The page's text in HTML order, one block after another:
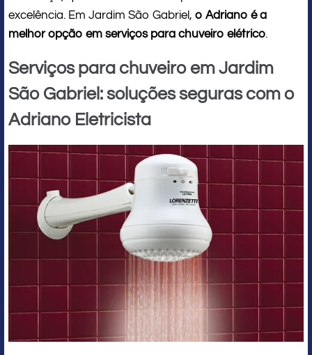
excelência. Em Jardim São Gabriel, o Adriano é a
melhor opção em serviços para chuveiro elétrico.
Serviços para chuveiro em Jardim
São Gabriel: soluções seguras com o
Adriano Eletricista